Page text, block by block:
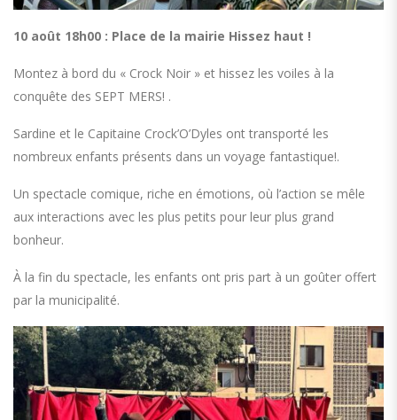
10 août 18h00 : Place de la mairie Hissez haut !
Montez à bord du « Crock Noir » et hissez les voiles à la
conquête des SEPT MERS! .
Sardine et le Capitaine Crock’O’Dyles ont transporté les
nombreux enfants présents dans un voyage fantastique!.
Un spectacle comique, riche en émotions, où l’action se mêle
aux interactions avec les plus petits pour leur plus grand
bonheur.
À la fin du spectacle, les enfants ont pris part à un goûter offert
par la municipalité.